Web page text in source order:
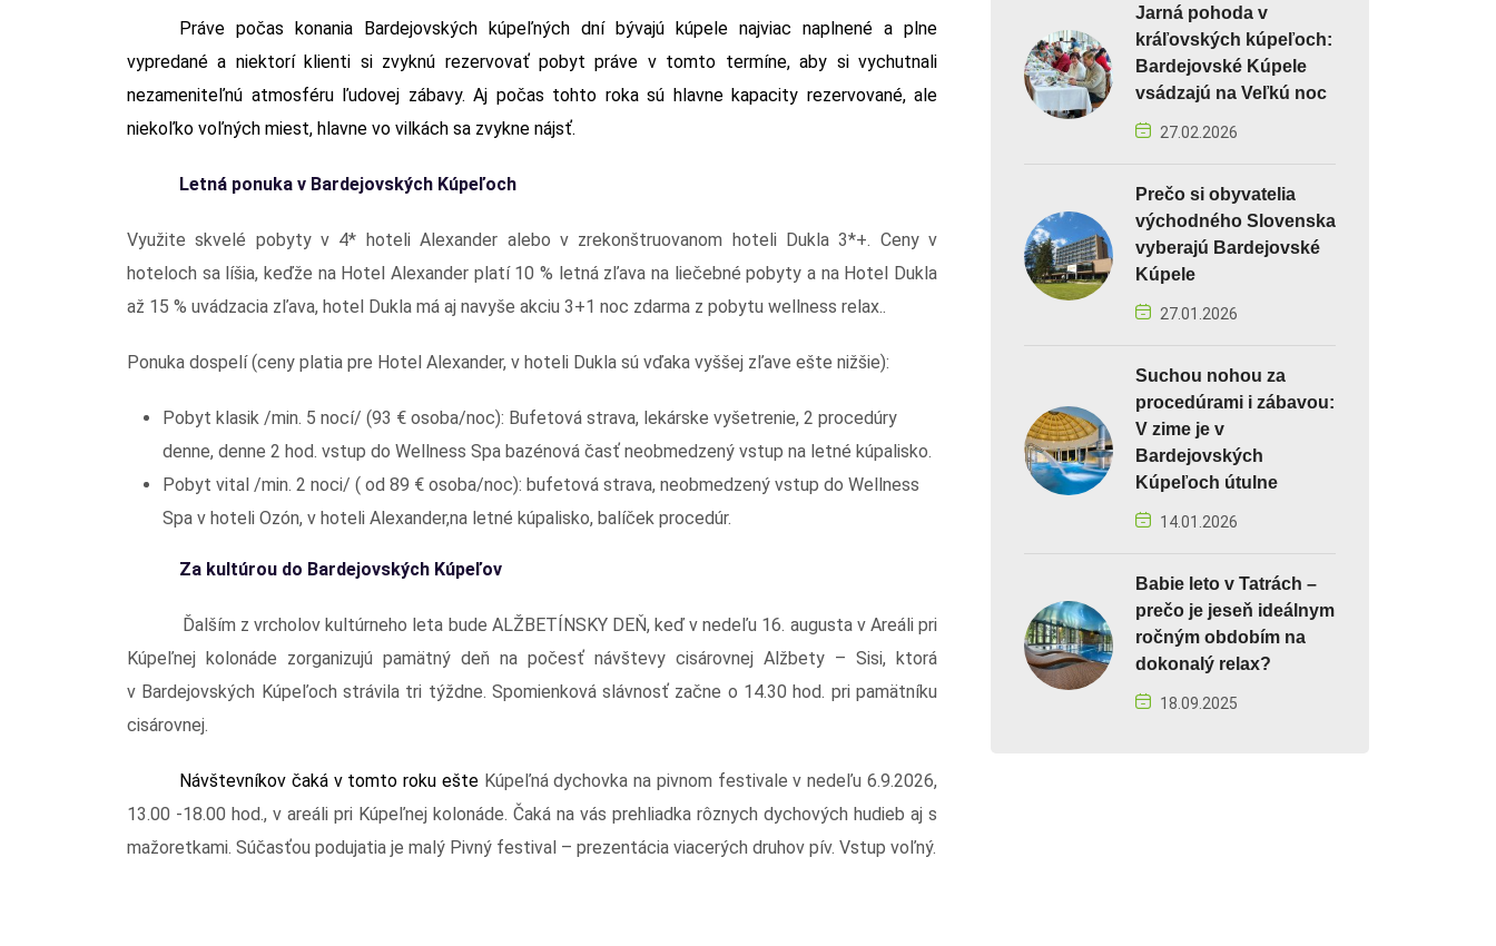
Práve počas konania Bardejovských kúpeľných dní bývajú kúpele najviac naplnené a plne
vypredané a niektorí klienti si zvyknú rezervovať pobyt práve v tomto termíne, aby si vychutnali
nezameniteľnú atmosféru ľudovej zábavy. Aj počas tohto roka sú hlavne kapacity rezervované, ale
niekoľko voľných miest, hlavne vo vilkách sa zvykne nájsť.
Letná ponuka v Bardejovských Kúpeľoch
Využite skvelé pobyty v 4* hoteli Alexander alebo v zrekonštruovanom hoteli Dukla 3*+. Ceny v
hoteloch sa líšia, keďže na Hotel Alexander platí 10 % letná zľava na liečebné pobyty a na Hotel Dukla
až 15 % uvádzacia zľava, hotel Dukla má aj navyše akciu 3+1 noc zdarma z pobytu wellness relax..
Ponuka dospelí (ceny platia pre Hotel Alexander, v hoteli Dukla sú vďaka vyššej zľave ešte nižšie):
Pobyt klasik /min. 5 nocí/ (93 € osoba/noc): Bufetová strava, lekárske vyšetrenie, 2 procedúry
denne, denne 2 hod. vstup do Wellness Spa bazénová časť neobmedzený vstup na letné kúpalisko.
Pobyt vital /min. 2 noci/ ( od 89 € osoba/noc): bufetová strava, neobmedzený vstup do Wellness
Spa v hoteli Ozón, v hoteli Alexander,na letné kúpalisko, balíček procedúr.
Za kultúrou do Bardejovských Kúpeľov
Ďalším z vrcholov kultúrneho leta bude ALŽBETÍNSKY DEŇ, keď v nedeľu 16. augusta v Areáli pri
Kúpeľnej kolonáde zorganizujú pamätný deň na počesť návštevy cisárovnej Alžbety – Sisi, ktorá
v Bardejovských Kúpeľoch strávila tri týždne. Spomienková slávnosť začne o 14.30 hod. pri pamätníku
cisárovnej.
Návštevníkov čaká v tomto roku ešte Kúpeľná dychovka na pivnom festivale v nedeľu 6.9.2026,
13.00 -18.00 hod., v areáli pri Kúpeľnej kolonáde. Čaká na vás prehliadka rôznych dychových hudieb aj s
mažoretkami. Súčasťou podujatia je malý Pivný festival – prezentácia viacerých druhov pív. Vstup voľný.
Jarná pohoda v
kráľovských kúpeľoch:
Bardejovské Kúpele
vsádzajú na Veľkú noc
27.02.2026
Prečo si obyvatelia
východného Slovenska
vyberajú Bardejovské
Kúpele
27.01.2026
Suchou nohou za
procedúrami i zábavou:
V zime je v
Bardejovských
Kúpeľoch útulne
14.01.2026
Babie leto v Tatrách –
prečo je jeseň ideálnym
ročným obdobím na
dokonalý relax?
18.09.2025